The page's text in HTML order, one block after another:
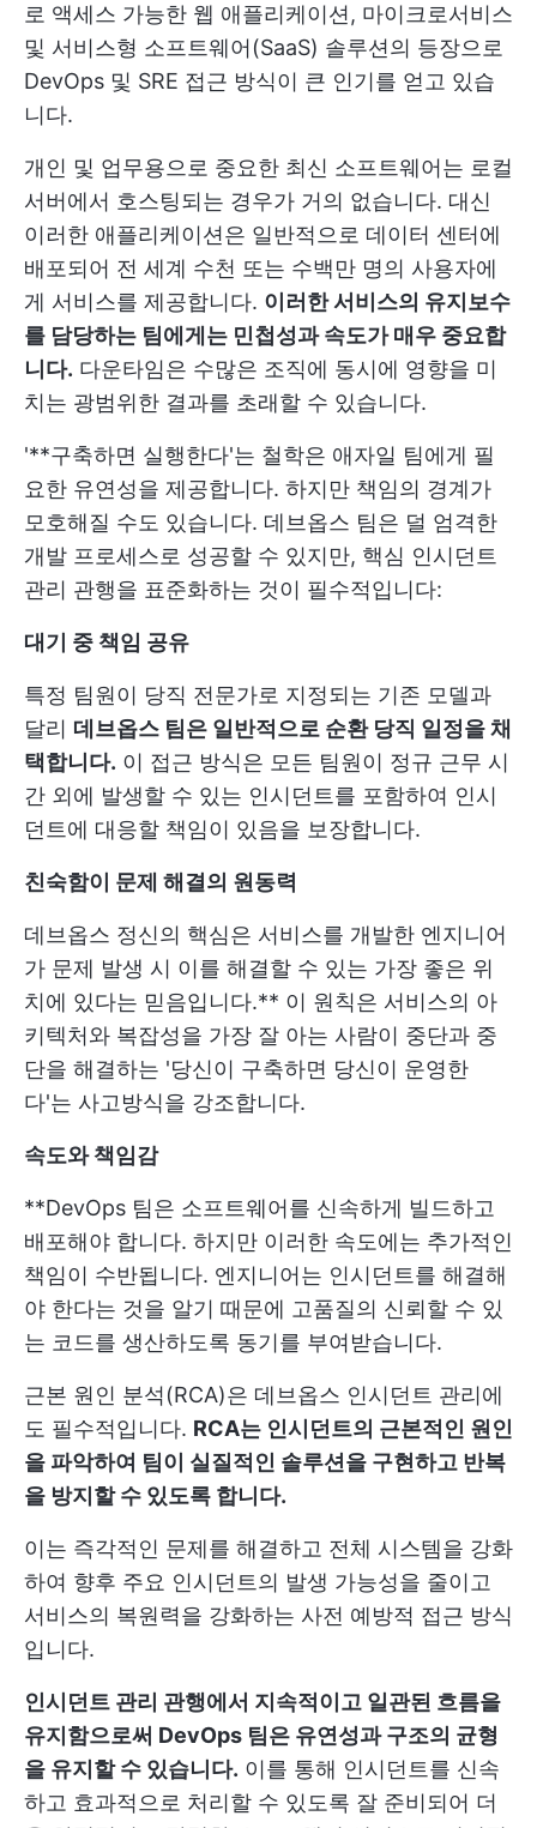
로 액세스 가능한 웹 애플리케이션, 마이크로서비스
및 서비스형 소프트웨어(SaaS) 솔루션의 등장으로
DevOps 및 SRE 접근 방식이 큰 인기를 얻고 있습
니다.
개인 및 업무용으로 중요한 최신 소프트웨어는 로컬
서버에서 호스팅되는 경우가 거의 없습니다. 대신
이러한 애플리케이션은 일반적으로 데이터 센터에
배포되어 전 세계 수천 또는 수백만 명의 사용자에
게 서비스를 제공합니다. 이러한 서비스의 유지보수
를 담당하는 팀에게는 민첩성과 속도가 매우 중요합
니다. 다운타임은 수많은 조직에 동시에 영향을 미
치는 광범위한 결과를 초래할 수 있습니다.
'**구축하면 실행한다'는 철학은 애자일 팀에게 필
요한 유연성을 제공합니다. 하지만 책임의 경계가
모호해질 수도 있습니다. 데브옵스 팀은 덜 엄격한
개발 프로세스로 성공할 수 있지만, 핵심 인시던트
관리 관행을 표준화하는 것이 필수적입니다:
대기 중 책임 공유
특정 팀원이 당직 전문가로 지정되는 기존 모델과
달리 데브옵스 팀은 일반적으로 순환 당직 일정을 채
택합니다. 이 접근 방식은 모든 팀원이 정규 근무 시
간 외에 발생할 수 있는 인시던트를 포함하여 인시
던트에 대응할 책임이 있음을 보장합니다.
친숙함이 문제 해결의 원동력
데브옵스 정신의 핵심은 서비스를 개발한 엔지니어
가 문제 발생 시 이를 해결할 수 있는 가장 좋은 위
치에 있다는 믿음입니다.** 이 원칙은 서비스의 아
키텍처와 복잡성을 가장 잘 아는 사람이 중단과 중
단을 해결하는 '당신이 구축하면 당신이 운영한
다'는 사고방식을 강조합니다.
속도와 책임감
**DevOps 팀은 소프트웨어를 신속하게 빌드하고
배포해야 합니다. 하지만 이러한 속도에는 추가적인
책임이 수반됩니다. 엔지니어는 인시던트를 해결해
야 한다는 것을 알기 때문에 고품질의 신뢰할 수 있
는 코드를 생산하도록 동기를 부여받습니다.
근본 원인 분석(RCA)은 데브옵스 인시던트 관리에
도 필수적입니다. RCA는 인시던트의 근본적인 원인
을 파악하여 팀이 실질적인 솔루션을 구현하고 반복
을 방지할 수 있도록 합니다.
이는 즉각적인 문제를 해결하고 전체 시스템을 강화
하여 향후 주요 인시던트의 발생 가능성을 줄이고
서비스의 복원력을 강화하는 사전 예방적 접근 방식
입니다.
인시던트 관리 관행에서 지속적이고 일관된 흐름을
유지함으로써 DevOps 팀은 유연성과 구조의 균형
을 유지할 수 있습니다. 이를 통해 인시던트를 신속
하고 효과적으로 처리할 수 있도록 잘 준비되어 더